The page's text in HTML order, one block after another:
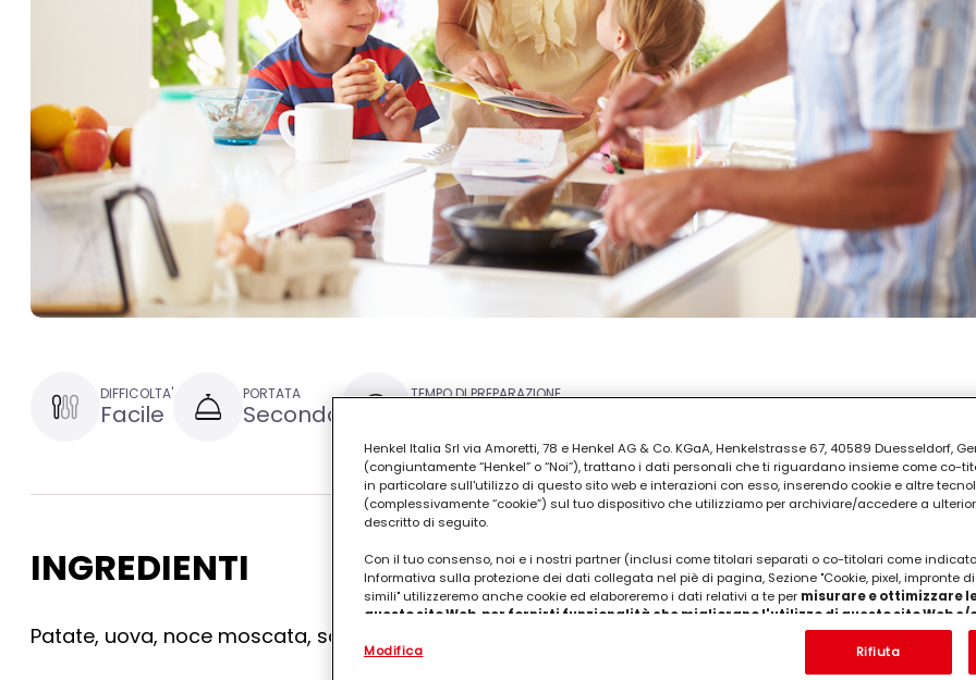
DIFFICOLTA'
Facile
PORTATA
Secondo
TEMPO DI PREPARAZIONE
INGREDIENTI
Patate, uova, noce moscata, sale, pepe, rosmarino
Henkel Italia Srl via Amoretti, 78 e Henkel AG & Co. KGaA, Henkelstrasse 67, 40589 Duesseldorf,
(congiuntamente “Henkel” o “Noi”), trattano i dati personali che ti riguardano insieme come co-
in particolare sull'utilizzo di questo sito web e interazioni con esso, inserendo cookie e altre
(complessivamente “cookie”) sul tuo dispositivo che utilizziamo per archiviare/accedere a
descritto di seguito.
Con il tuo consenso, noi e i nostri partner (inclusi come titolari separati o co-titolari come
Informativa sulla protezione dei dati collegata nel piè di pagina, Sezione "Cookie, pixel, impronte
simili" utilizzeremo anche cookie ed elaboreremo i dati relativi a te per misurare e ottimizzare
questo sito Web, per fornirti funzionalità che migliorano l'utilizzo di questo sito Web e/
. Analizzeremo il tuo utilizzo di questo sito Web e le tue interazioni commerciali
(rispettivamente dell'azienda per cui lavori) per) e su tale base tracciare i tuoi acquisti dei nostri
terzi, conservare le nostre informazioni sulle entità commerciali e creare profili individuali su di te
Modifica Rifiuta